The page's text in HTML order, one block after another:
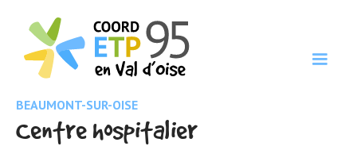
BEAUMONT-SUR-OISE
Centre hospitalier